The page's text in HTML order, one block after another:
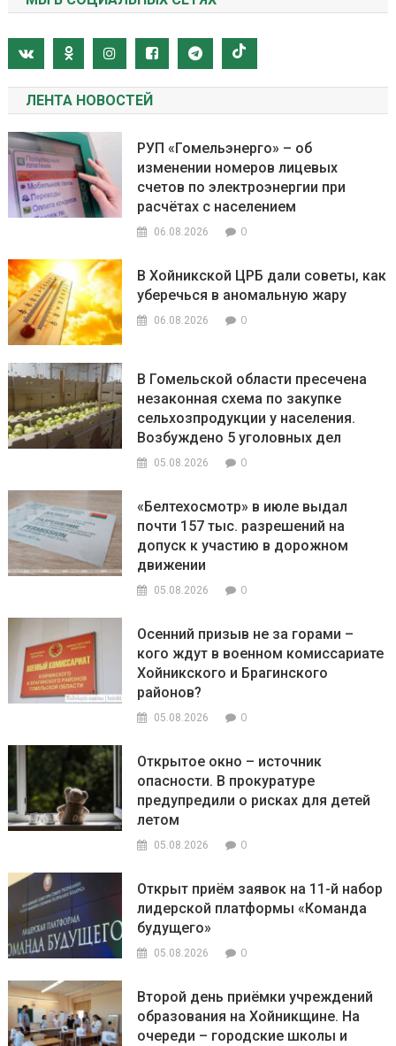
ЛЕНТА НОВОСТЕЙ
РУП «Гомельэнерго» – об
изменении номеров лицевых
счетов по электроэнергии при
расчётах с населением
06.08.2026 0
В Хойникской ЦРБ дали советы, как
уберечься в аномальную жару
06.08.2026 0
В Гомельской области пресечена
незаконная схема по закупке
сельхозпродукции у населения.
Возбуждено 5 уголовных дел
05.08.2026 0
«Белтехосмотр» в июле выдал
почти 157 тыс. разрешений на
допуск к участию в дорожном
движении
05.08.2026 0
Осенний призыв не за горами –
кого ждут в военном комиссариате
Хойникского и Брагинского
районов?
05.08.2026 0
Открытое окно – источник
опасности. В прокуратуре
предупредили о рисках для детей
летом
05.08.2026 0
Открыт приём заявок на 11-й набор
лидерской платформы «Команда
будущего»
05.08.2026 0
Второй день приёмки учреждений
образования на Хойникщине. На
очереди – городские школы и